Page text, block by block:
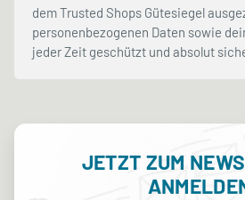
dem Trusted Shops Gütesiegel
personenbezogenen Daten sowie
jeder Zeit geschützt und absolut
JETZT ZUM